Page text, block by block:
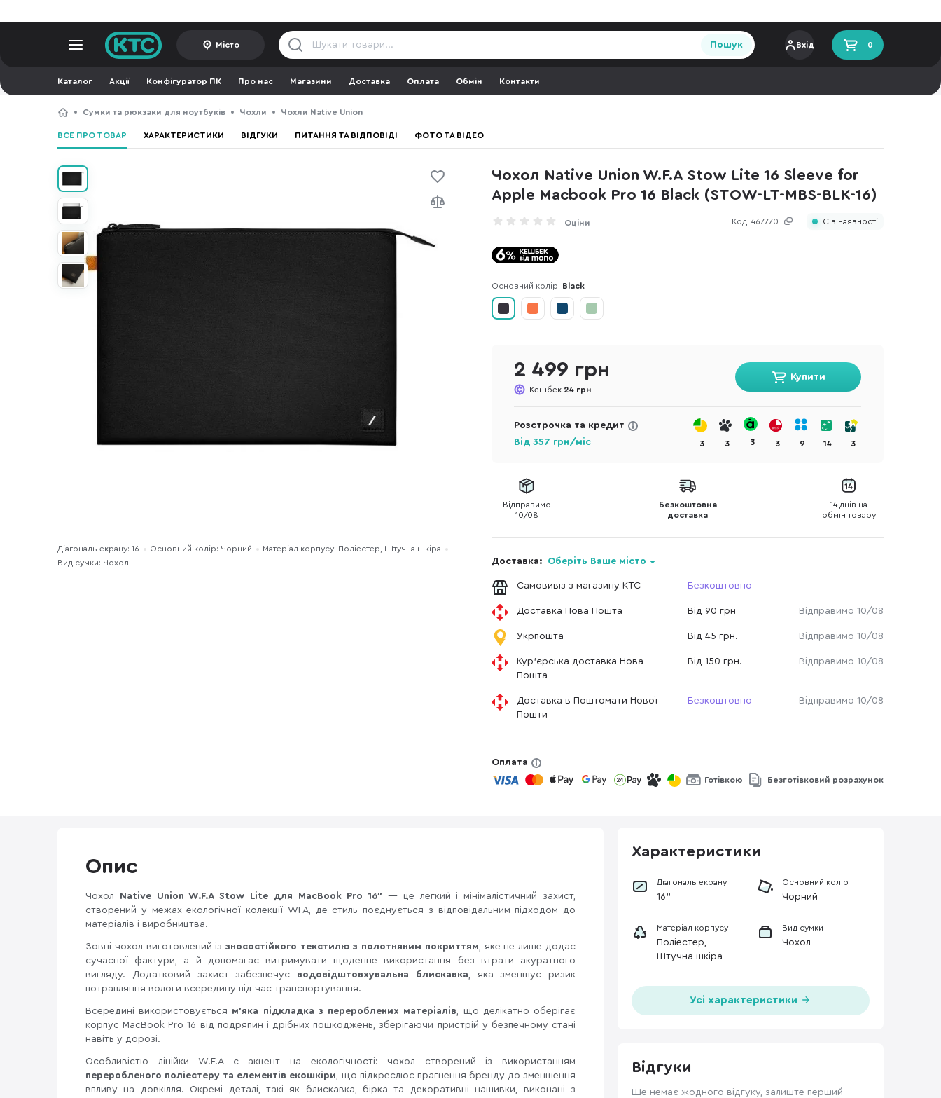
Місто Пошук Вхід 0
Каталог Акції Конфігуратор ПК Про нас Магазини Доставка Оплата Обмін Контакти
Сумки та рюкзаки для ноутбуків Чохли Чохли Native Union
ВСЕ ПРО ТОВАР ХАРАКТЕРИСТИКИ ВІДГУКИ ПИТАННЯ ТА ВІДПОВІДІ ФОТО ТА ВІДЕО
Чохол Native Union W.F.A Stow Lite 16 Sleeve for
Apple Macbook Pro 16 Black (STOW-LT-MBS-BLK-16)
Код: 467770
Оціни Є в наявності
Діагональ екрану: 16 Основний колір: Чорний
Матеріал корпусу: Поліестер, Штучна шкіра
Вид сумки: Чохол
Основний колір: Black
2 499 грн
Кешбек 24 грн
Купити
Розстрочка та кредит
Від 357 грн/міс 3 3 3 3 9 14 3
Відправимо
10/08
Безкоштовна
доставка
14 днів на
обмін товару
Доставка: Оберіть Ваше місто
Самовивіз з магазину КТС Безкоштовно
Доставка Нова Пошта Від 90 грн Відправимо 10/08
Укрпошта Від 45 грн. Відправимо 10/08
Кур'єрська доставка Нова
Пошта
Від 150 грн. Відправимо 10/08
Доставка в Поштомати Нової
Пошти
Безкоштовно Відправимо 10/08
Оплата
Готівкою Безготівковий розрахунок
Опис
Чохол Native Union W.F.A Stow Lite для MacBook Pro 16" — це легкий і мінімалістичний захист,
створений у межах екологічної колекції WFA, де стиль поєднується з відповідальним підходом до
матеріалів і виробництва.
Зовні чохол виготовлений іззносостійкого текстилю з полотняним покриттям, яке не лише додає
сучасної фактури, а й допомагає витримувати щоденне використання без втрати акуратного
вигляду. Додатковий захист забезпечує водовідштовхувальна блискавка, яка зменшує ризик
потрапляння вологи всередину під час транспортування.
Всередині використовується м’яка підкладка з перероблених матеріалів, що делікатно оберігає
корпус MacBook Pro 16 від подряпин і дрібних пошкоджень, зберігаючи пристрій у безпечному стані
навіть у дорозі.
Особливістю лінійки W.F.A є акцент на екологічності: чохол створений із використанням
переробленого поліестеру та елементів екошкіри, що підкреслює прагнення бренду до зменшення
впливу на довкілля. Окремі деталі, такі як блискавка, бірка та декоративні нашивки, виконані з
Характеристики
Діагональ екрану
16"
Основний колір
Чорний
Матеріал корпусу
Поліестер,
Штучна шкіра
Вид сумки
Чохол
Усі характеристики
Відгуки
Ще немає жодного відгуку, залиште перший